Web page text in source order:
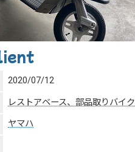
2020/07/12
レストアベース、部品取りバイク
ヤマハ